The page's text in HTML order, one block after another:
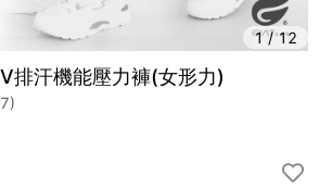
1/12
排汗機能壓力褲(女形力)
7)